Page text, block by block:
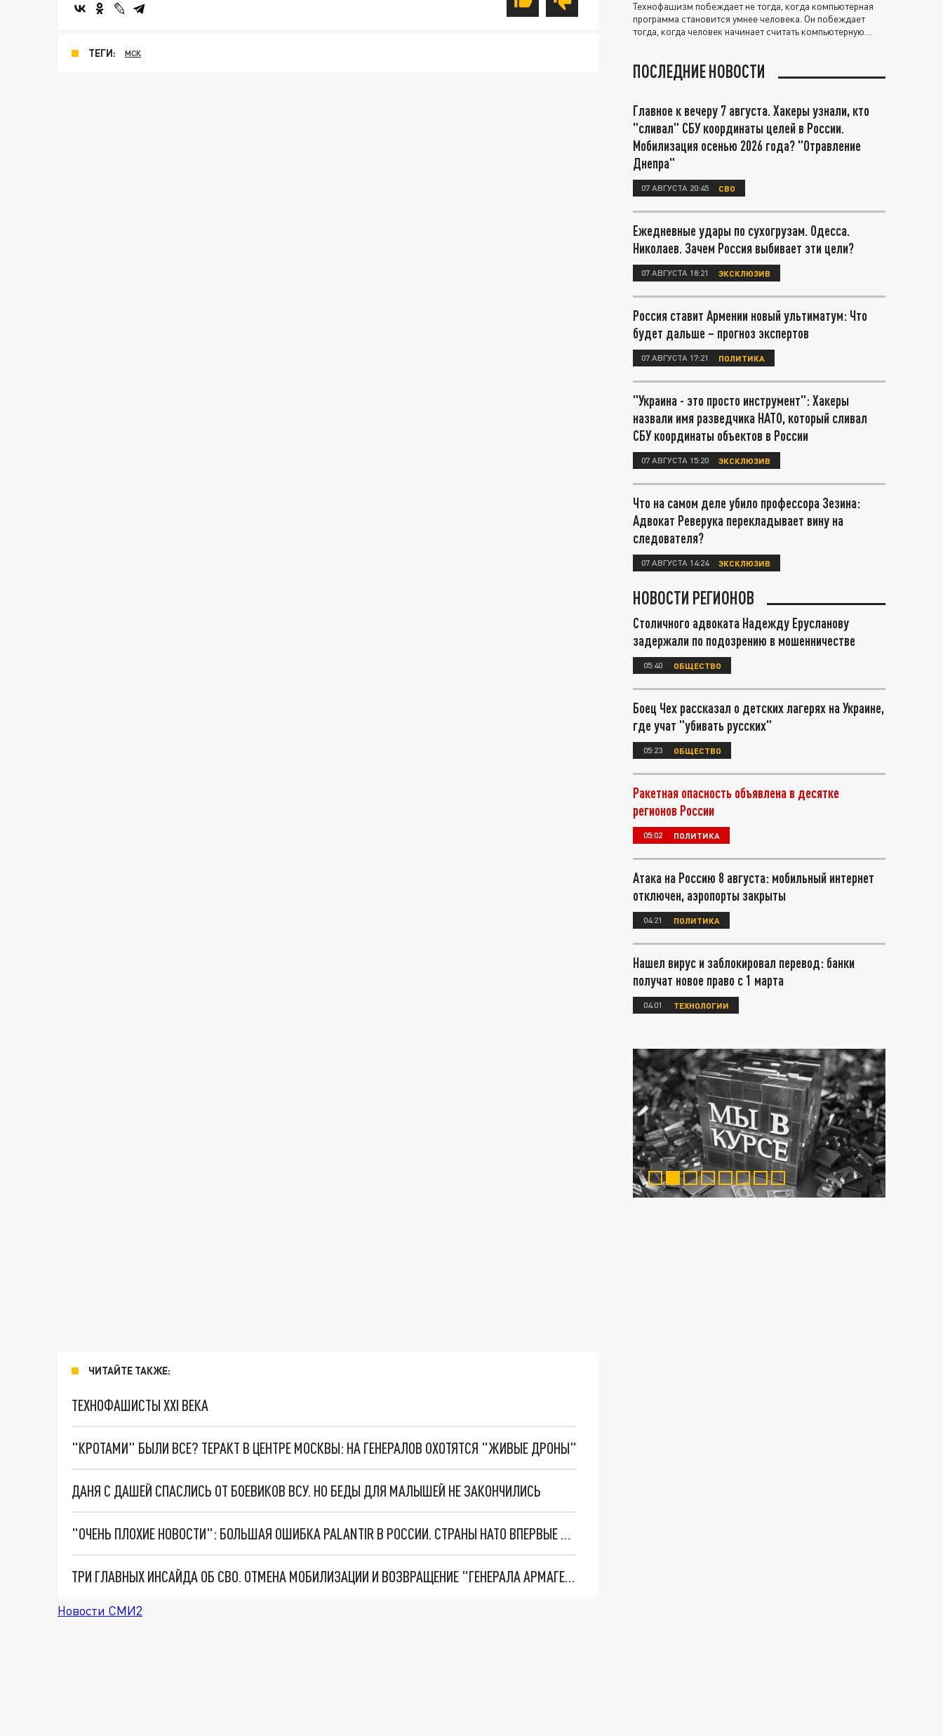
ТЕГИ: МСК
ЧИТАЙТЕ ТАКЖЕ:
ТЕХНОФАШИСТЫ XXI ВЕКА
"КРОТАМИ" БЫЛИ ВСЕ? ТЕРАКТ В ЦЕНТРЕ МОСКВЫ: НА ГЕНЕРАЛОВ ОХОТЯТСЯ "ЖИВЫЕ ДРОНЫ"
ДАНЯ С ДАШЕЙ СПАСЛИСЬ ОТ БОЕВИКОВ ВСУ. НО БЕДЫ ДЛЯ МАЛЫШЕЙ НЕ ЗАКОНЧИЛИСЬ
"ОЧЕНЬ ПЛОХИЕ НОВОСТИ": БОЛЬШАЯ ОШИБКА PALANTIR В РОССИИ. СТРАНЫ НАТО ВПЕРВЫЕ ЗА СВО ОСТАНОВИЛИ ПОСТАВКИ ОРУЖИЯ. ВСУ ТЕРЯЮТ ПРИГРАНИЧЬЕ?
ТРИ ГЛАВНЫХ ИНСАЙДА ОБ СВО. ОТМЕНА МОБИЛИЗАЦИИ И ВОЗВРАЩЕНИЕ "ГЕНЕРАЛА АРМАГЕДДОНА"? ОТЛИЧНЫЕ НОВОСТИ, КОТОРЫЕ ЖДАЛИ ВСЕ
Новости СМИ2
Технофашизм побеждает не тогда, когда компьютерная
программа становится умнее человека. Он побеждает
тогда, когда человек начинает считать компьютерную
ПОСЛЕДНИЕ НОВОСТИ
Главное к вечеру 7 августа. Хакеры узнали, кто
"сливал" СБУ координаты целей в России.
Мобилизация осенью 2026 года? "Отравление
Днепра"
07 АВГУСТА 20:45 СВО
Ежедневные удары по сухогрузам. Одесса.
Николаев. Зачем Россия выбивает эти цели?
07 АВГУСТА 18:21 ЭКСКЛЮЗИВ
Россия ставит Армении новый ультиматум: Что
будет дальше – прогноз экспертов
07 АВГУСТА 17:21 ПОЛИТИКА
"Украина - это просто инструмент": Хакеры
назвали имя разведчика НАТО, который сливал
СБУ координаты объектов в России
07 АВГУСТА 15:20 ЭКСКЛЮЗИВ
Что на самом деле убило профессора Зезина:
Адвокат Реверука перекладывает вину на
следователя?
07 АВГУСТА 14:24 ЭКСКЛЮЗИВ
НОВОСТИ РЕГИОНОВ
Столичного адвоката Надежду Ерусланову
задержали по подозрению в мошенничестве
05:40 ОБЩЕСТВО
Боец Чех рассказал о детских лагерях на Украине,
где учат "убивать русских"
05:23 ОБЩЕСТВО
Ракетная опасность объявлена в десятке
регионов России
05:02 ПОЛИТИКА
Атака на Россию 8 августа: мобильный интернет
отключен, аэропорты закрыты
04:21 ПОЛИТИКА
Нашел вирус и заблокировал перевод: банки
получат новое право с 1 марта
04:01 ТЕХНОЛОГИИ